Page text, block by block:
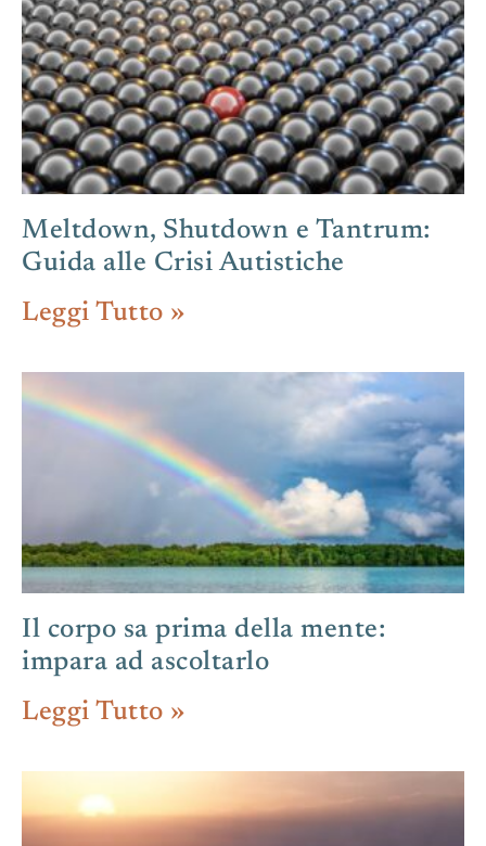
Meltdown, Shutdown e Tantrum:
Guida alle Crisi Autistiche
Leggi Tutto »
Il corpo sa prima della mente:
impara ad ascoltarlo
Leggi Tutto »